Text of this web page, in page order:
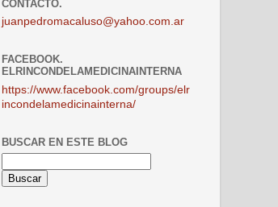
CONTACTO.
juanpedromacaluso@yahoo.com.ar
FACEBOOK.
ELRINCONDELAMEDICINAINTERNA
https://www.facebook.com/groups/elr
incondelamedicinainterna/
BUSCAR EN ESTE BLOG